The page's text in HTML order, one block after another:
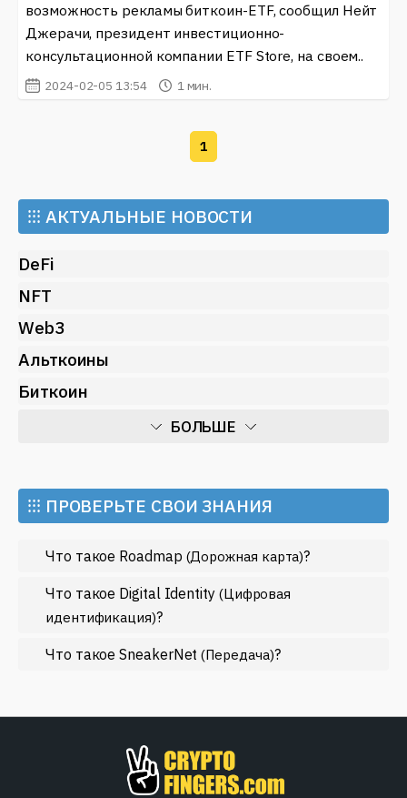
актуальных событий и нововведений в блокчейн-
технологии. Благодаря такому подходу появляется
возможность не только обучаться, но и
зарабатывать, участвуя в различных проектах и
Важным аспектом использования Instagram в мире
криптовалют является возможность создания
пошаговые руководства или видеозаписи с
объяснением технологических процессов.
пониманию и вовлечению аудитории, что, в свою
очередь, создает мощную платформу для общения.
Если вам интересно следить за движением на
криптовалютном рынке и получать свежие новости,
самые актуальные данные и аналитические
материалы по этой теме. Мы освещаем ключевые
возможность рекламы биткоин-ETF, сообщил Нейт
Джерачи, президент инвестиционно-
консультационной компании ETF Store, на своем..
2024-02-05 13:54 1 мин.
1
⁝⁝⁝ АКТУАЛЬНЫЕ НОВОСТИ
DeFi
NFT
Web3
Альткоины
Биткоин
БОЛЬШЕ
Майнинг
Метавселенные
Регулирование
Рынок и события
Экономика
Эфириум
⁝⁝⁝ ПРОВЕРЬТЕ СВОИ ЗНАНИЯ
Что такое Roadmap (Дорожная карта)?
Что такое Digital Identity (Цифровая
идентификация)?
Что такое SneakerNet(Передача)?